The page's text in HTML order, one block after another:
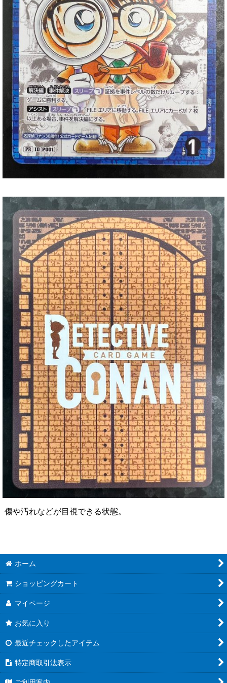
傷や汚れなどが目視できる状態。
ホーム
ショッピングカート
マイページ
お気に入り
最近チェックしたアイテム
特定商取引法表示